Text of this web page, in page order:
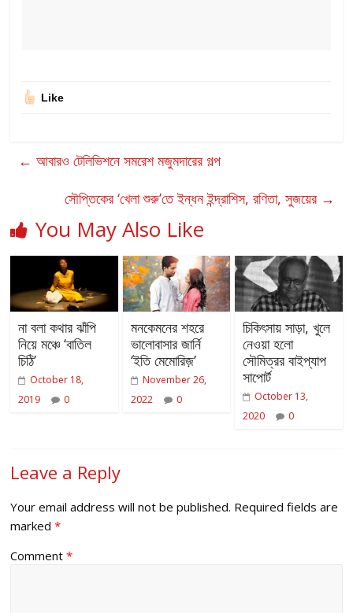
Like
← আবারও টেলিভিশনে সমরেশ মজুমদারের গল্প
সৌপ্তিকের ‘খেলা শুরু’তে ইন্ধন ইন্দ্রাশিস, রণিতা, সুজয়ের →
You May Also Like
না বলা কথার ঝাঁপি
নিয়ে মঞ্চে ‘বাতিল
চিঠি’
October 18,
2019
0
মনকেমনের শহরে
ভালোবাসার জার্নি
‘ইতি মেমোরিজ়’
November 26,
2022
0
চিকিৎসায় সাড়া, খুলে
নেওয়া হলো
সৌমিত্রর বাইপ্যাপ
সাপোর্ট
October 13,
2020
0
Leave a Reply
Your email address will not be published. Required fields are
marked*
Comment*